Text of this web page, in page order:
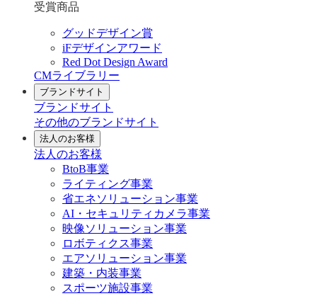
受賞商品
グッドデザイン賞
iFデザインアワード
Red Dot Design Award
CMライブラリー
ブランドサイト
ブランドサイト
その他のブランドサイト
法人のお客様
法人のお客様
BtoB事業
ライティング事業
省エネソリューション事業
AI・セキュリティカメラ事業
映像ソリューション事業
ロボティクス事業
エアソリューション事業
建築・内装事業
スポーツ施設事業